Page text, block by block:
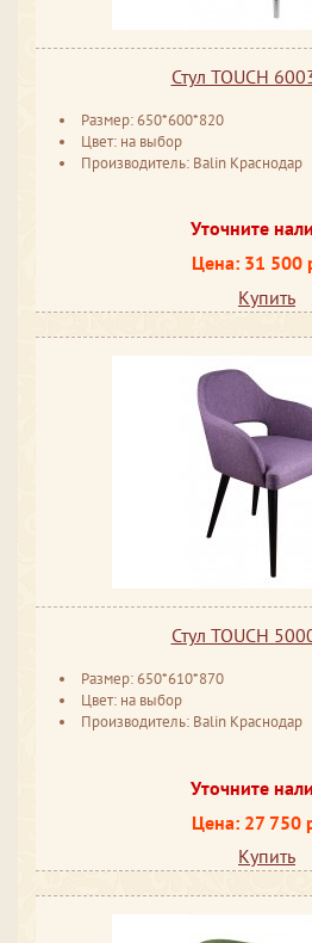
Стул TOUCH
Размер: 650*600*820
Цвет: на выбор
Производитель: Balin Краснодар
Уточните
Цена: 31 500
Купить
Стул TOUCH
Размер: 650*610*870
Цвет: на выбор
Производитель: Balin Краснодар
Уточните
Цена: 27 750
Купить